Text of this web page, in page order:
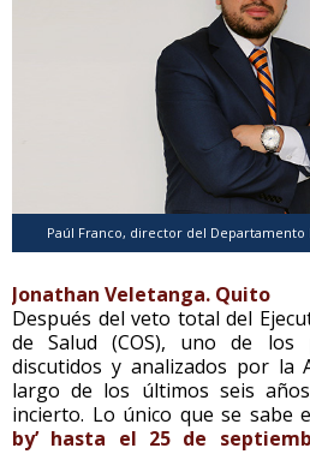
Paúl Franco, director del Departamento
Jonathan Veletanga. Quito
Después del veto total del
de Salud (COS), uno de los
discutidos y analizados por la
largo de los últimos seis
incierto. Lo único que se sabe
by’ hasta el 25 de